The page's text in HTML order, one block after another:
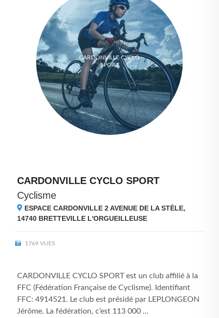
CARDONVILLE CYCLO
SPORT
CARDONVILLE CYCLO SPORT
Cyclisme
ESPACE CARDONVILLE 2 AVENUE DE LA STÈLE,
14740 BRETTEVILLE L'ORGUEILLEUSE
1769 VUES
CARDONVILLE CYCLO SPORT est un club affilié à la
FFC (Fédération Française de Cyclisme). Identifiant
FFC: 4914521. Le club est présidé par LEPLONGEON
Jérôme. La fédération, c’est 113 000 ...